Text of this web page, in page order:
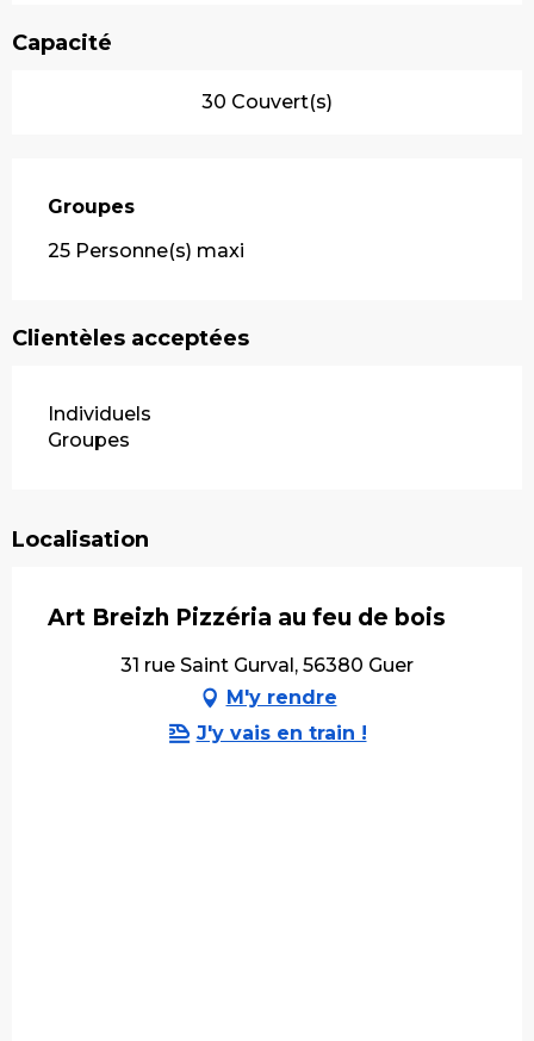
Capacité
30 Couvert(s)
Groupes
Groupes
25 Personne(s) maxi
Clientèles acceptées
Individuels
Groupes
Localisation
Art Breizh Pizzéria au feu de bois
31 rue Saint Gurval, 56380 Guer
M'y rendre
J'y vais en train !